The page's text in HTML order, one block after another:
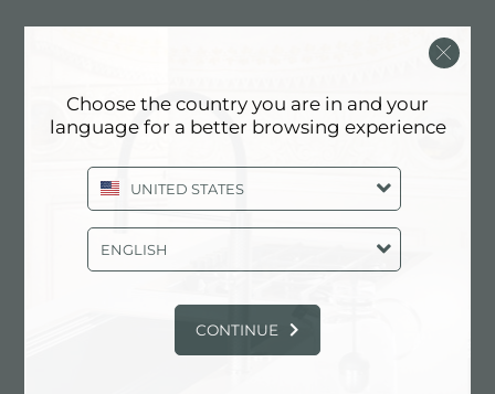
Choose the country you are in and your
language for a better browsing experience
UNITED STATES
ENGLISH
CONTINUE